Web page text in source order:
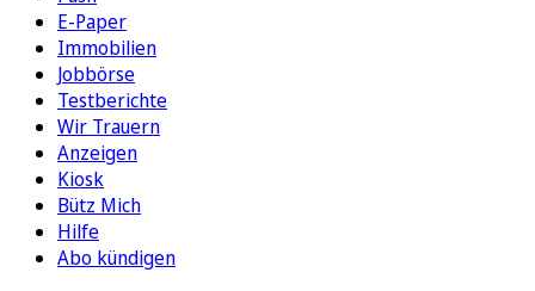
E-Paper
Immobilien
Jobbörse
Testberichte
Wir Trauern
Anzeigen
Kiosk
Bütz Mich
Hilfe
Abo kündigen